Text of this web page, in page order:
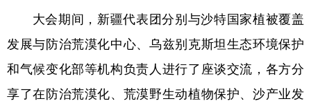
Deutsch Português
大会期间，新疆代表团分别与沙特国家植被覆盖
发展与防治荒漠化中心、乌兹别克斯坦生态环境保护
和气候变化部等机构负责人进行了座谈交流，各方分
享了在防治荒漠化、荒漠野生动植物保护、沙产业发